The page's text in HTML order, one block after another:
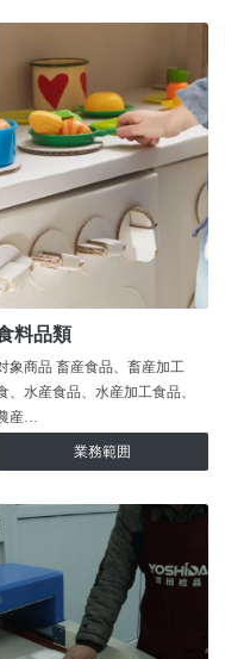
料品類
象商品 畜産食品、畜産加工
、水産食品、水産加工食品、
産…
業務範囲